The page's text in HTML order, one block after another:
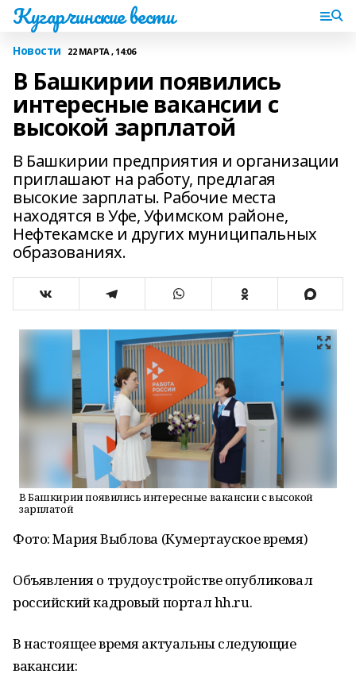
Кугарчинские вести
Новости 22 МАРТА , 14:06
В Башкирии появились
интересные вакансии с
высокой зарплатой
В Башкирии предприятия и организации
приглашают на работу, предлагая
высокие зарплаты. Рабочие места
находятся в Уфе, Уфимском районе,
Нефтекамске и других муниципальных
образованиях.
В Башкирии появились интересные вакансии с высокой
зарплатой
Фото: Мария Выблова (Кумертауское время)
Объявления о трудоустройстве опубликовал
российский кадровый портал hh.ru.
В настоящее время актуальны следующие
вакансии: